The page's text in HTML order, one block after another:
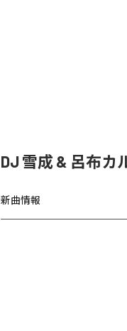
DJ 雪成 & 呂布カ
新曲情報